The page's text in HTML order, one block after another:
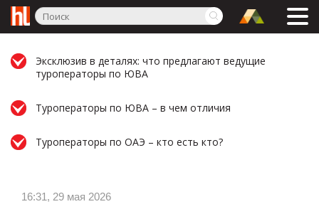
Эксклюзив в деталях: что предлагают ведущие
туроператоры по ЮВА
Туроператоры по ЮВА – в чем отличия
Туроператоры по ОАЭ – кто есть кто?
16:31, 29 мая 2026